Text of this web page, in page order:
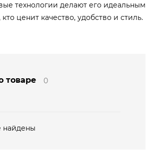
технологии делают его идеальным
ценит качество, удобство и стиль.
товаре
0
найдены